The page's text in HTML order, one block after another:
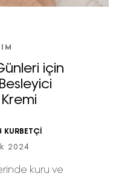
için
KURBETÇİ
2024
kuru ve